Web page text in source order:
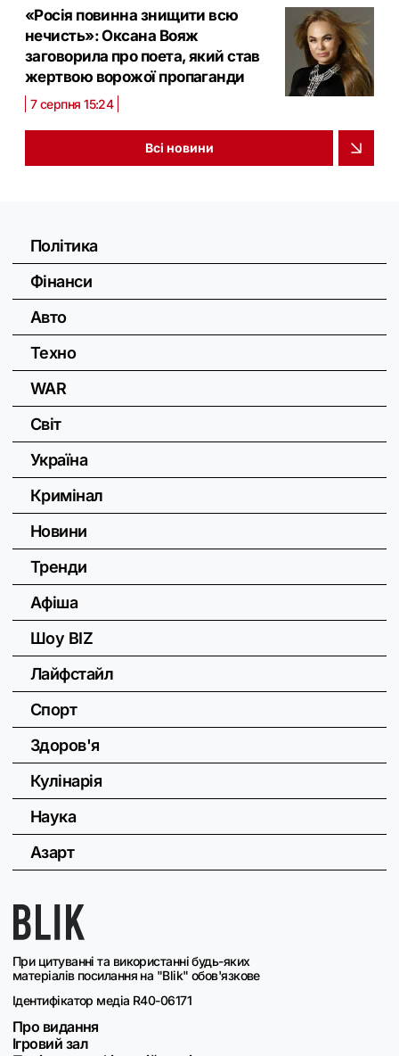
«Росія повинна знищити всю
нечисть»: Оксана Вояж
заговорила про поета, який став
жертвою ворожої пропаганди
7 серпня 15:24
Всі новини
При цитуванні та використанні будь-яких
матеріалів посилання на "Blik" обов'язкове
Ідентифікатор медіа R40-06171
Про видання
Ігровий зал
Політика
Фінанси
Авто
Техно
WAR
Світ
Україна
Кримінал
Новини
Тренди
Афіша
Шоу BIZ
Лайфстайл
Спорт
Здоров'я
Кулінарія
Наука
Азарт